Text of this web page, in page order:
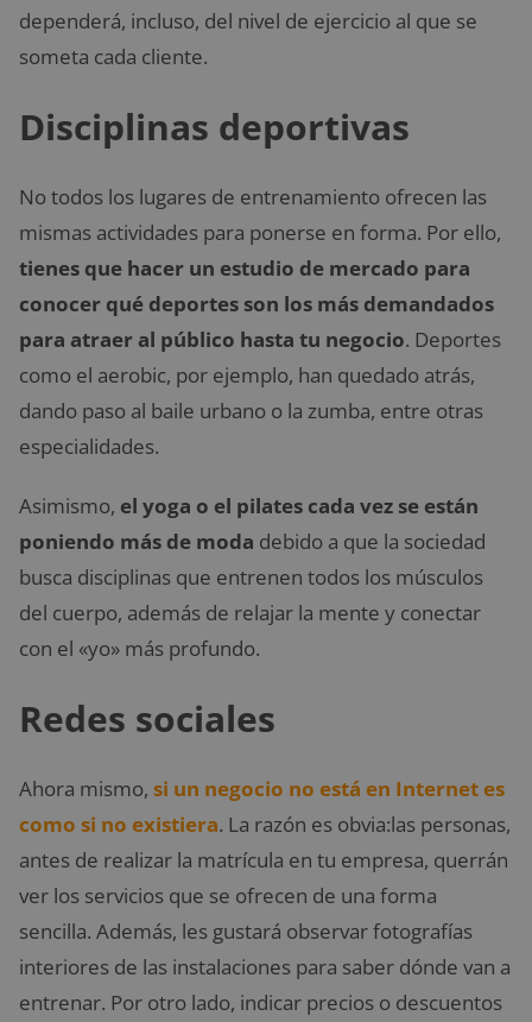
dependerá, incluso, del nivel de ejercicio al que se
someta cada cliente.
Disciplinas deportivas
No todos los lugares de entrenamiento ofrecen las
mismas actividades para ponerse en forma. Por ello,
tienes que hacer un estudio de mercado para
conocer qué deportes son los más demandados
para atraer al público hasta tu negocio. Deportes
como el aerobic, por ejemplo, han quedado atrás,
dando paso al baile urbano o la zumba, entre otras
especialidades.
Asimismo, el yoga o el pilates cada vez se están
poniendo más de moda debido a que la sociedad
busca disciplinas que entrenen todos los músculos
del cuerpo, además de relajar la mente y conectar
con el «yo» más profundo.
Redes sociales
Ahora mismo, si un negocio no está en Internet es
como si no existiera. La razón es obvia:las personas,
antes de realizar la matrícula en tu empresa, querrán
ver los servicios que se ofrecen de una forma
sencilla. Además, les gustará observar fotografías
interiores de las instalaciones para saber dónde van a
entrenar. Por otro lado, indicar precios o descuentos